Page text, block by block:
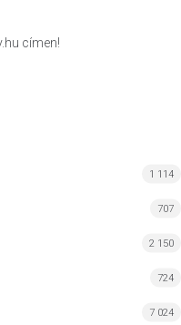
címen!
1 114
707
2 150
724
7 024